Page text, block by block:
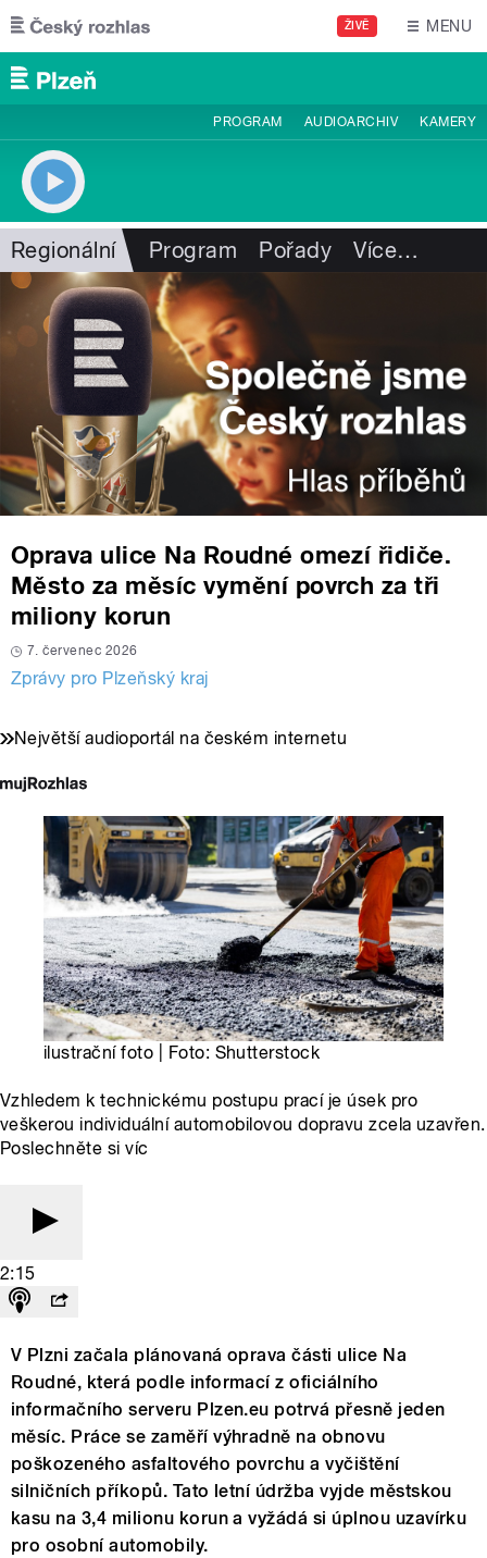
Přejít k hlavnímu obsahu
ŽIVĚ MENU
PROGRAM AUDIOARCHIV KAMERY
Regionální Program Pořady Více…
Oprava ulice Na Roudné omezí řidiče.
Město za měsíc vymění povrch za tři
miliony korun
7. červenec 2026
Zprávy pro Plzeňský kraj
Největší audioportál na českém internetu
ilustrační foto | Foto: Shutterstock
Vzhledem k technickému postupu prací je úsek pro
veškerou individuální automobilovou dopravu zcela uzavřen.
Poslechněte si víc
2:15
V Plzni začala plánovaná oprava části ulice Na
Roudné, která podle informací z oficiálního
informačního serveru Plzen.eu potrvá přesně jeden
měsíc. Práce se zaměří výhradně na obnovu
poškozeného asfaltového povrchu a vyčištění
silničních příkopů. Tato letní údržba vyjde městskou
kasu na 3,4 milionu korun a vyžádá si úplnou uzavírku
pro osobní automobily.